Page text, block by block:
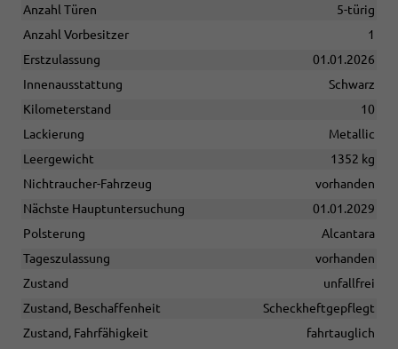
Anzahl Türen
5-türig
Anzahl Vorbesitzer
1
Erstzulassung
01.01.2026
Innenausstattung
Schwarz
Kilometerstand
10
Lackierung
Metallic
Leergewicht
1352 kg
Nichtraucher-Fahrzeug
vorhanden
Nächste Hauptuntersuchung
01.01.2029
Polsterung
Alcantara
Tageszulassung
vorhanden
Zustand
unfallfrei
Zustand, Beschaffenheit
Scheckheftgepflegt
Zustand, Fahrfähigkeit
fahrtauglich